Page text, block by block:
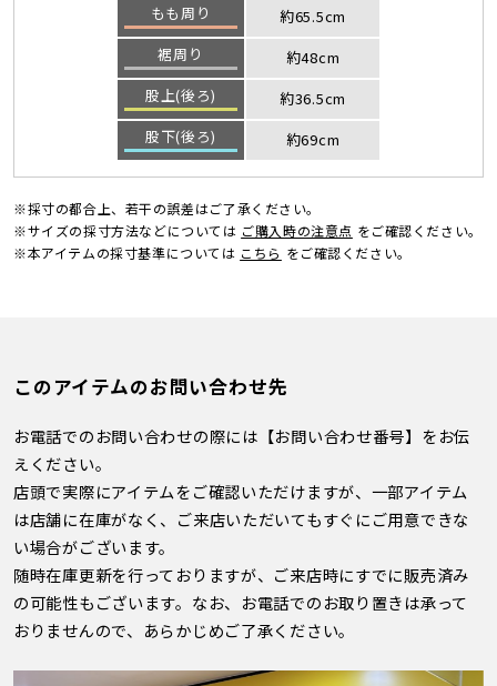
もも周り
約65.5cm
裾周り
約48cm
股上(後ろ)
約36.5cm
股下(後ろ)
約69cm
※採寸の都合上、若干の誤差はご了承ください。
※サイズの採寸方法などについては ご購入時の注意点 をご確認ください。
※本アイテムの採寸基準については こちら をご確認ください。
このアイテムのお問い合わせ先
お電話でのお問い合わせの際には【お問い合わせ番号】をお伝
えください。
店頭で実際にアイテムをご確認いただけますが、一部アイテム
は店舗に在庫がなく、ご来店いただいてもすぐにご用意できな
い場合がございます。
随時在庫更新を行っておりますが、ご来店時にすでに販売済み
の可能性もございます。なお、お電話でのお取り置きは承って
おりませんので、あらかじめご了承ください。